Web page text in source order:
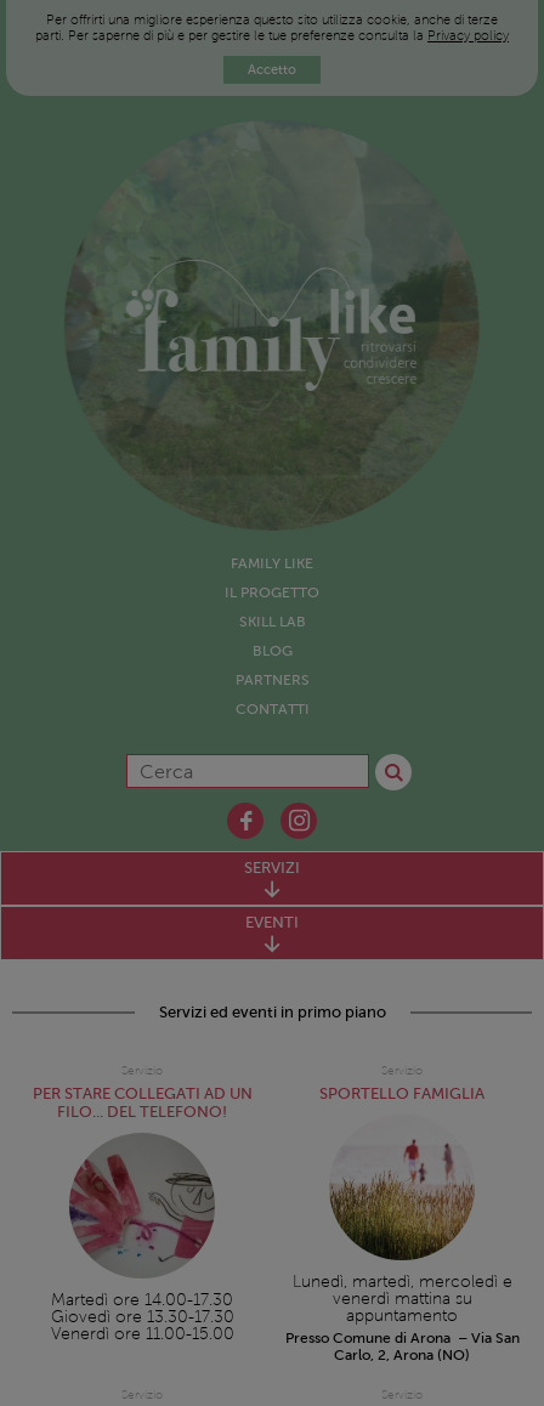
Per offrirti una migliore esperienza questo sito utilizza cookie, anche di terze
parti. Per saperne di più e per gestire le tue preferenze consulta la Privacy policy
Accetto
FAMILY LIKE
IL PROGETTO
SKILL LAB
BLOG
PARTNERS
CONTATTI
SERVIZI
EVENTI
Servizi ed eventi in primo piano
Servizio
PER STARE COLLEGATI AD UN
FILO... DEL TELEFONO!
Martedì ore 14.00-17.30
Giovedì ore 13.30-17.30
Venerdì ore 11.00-15.00
Servizio
SPORTELLO FAMIGLIA
Lunedì, martedì, mercoledì e
venerdì mattina su
appuntamento
Presso Comune di Arona – Via San
Carlo, 2, Arona (NO)
Servizio Servizio